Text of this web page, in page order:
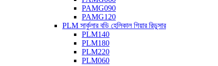
PAMG090
PAMG120
PLM সার্কুলার বডি হেলিকাল গিয়ার রিডুসার
PLM140
PLM180
PLM220
PLM060